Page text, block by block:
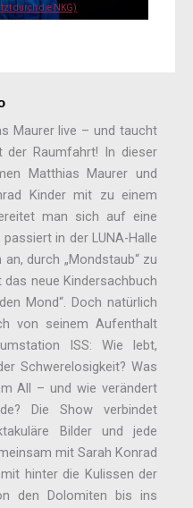
durch die NKG)
Maurer live – und taucht
der Raumfahrt! In dieser
Matthias Maurer und
Kinder mit zu einem
man sich auf eine
in der LUNA-Halle
durch „Mondstaub“ zu
neue Kindersachbuch
Mond“. Doch natürlich
von seinem Aufenthalt
ISS: Wie lebt,
Schwerelosigkeit? Was
All – und wie verändert
Die Show verbindet
Bilder und jede
mit Sarah Konrad
hinter die Kulissen der
den Dolomiten bis ins